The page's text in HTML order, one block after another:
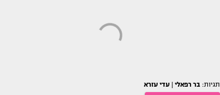
תגיות: בר רפאלי עדי עזרא